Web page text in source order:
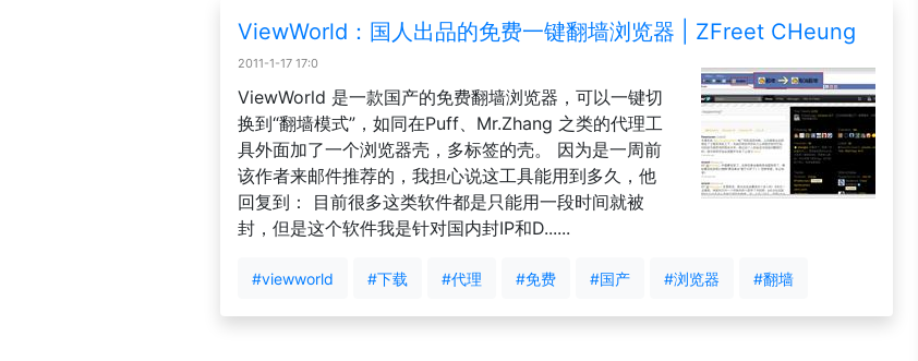
ViewWorld：国人出品的免费一键翻墙浏览器 | ZFreet CHeung
2011-1-17 17:0
ViewWorld 是一款国产的免费翻墙浏览器，可以一键切
换到“翻墙模式”，如同在Puff、Mr.Zhang 之类的代理工
具外面加了一个浏览器壳，多标签的壳。 因为是一周前
该作者来邮件推荐的，我担心说这工具能用到多久，他
回复到： 目前很多这类软件都是只能用一段时间就被
封，但是这个软件我是针对国内封IP和D......
#viewworld #下载 #代理 #免费 #国产 #浏览器 #翻墙